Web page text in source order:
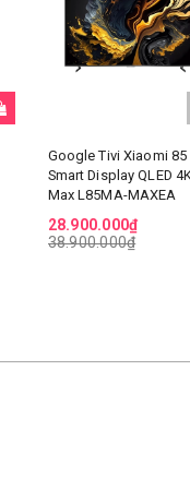
Google Tivi Xiaomi
Smart Display QLED
Max L85MA-MAXEA
28.900.000₫
38.900.000₫